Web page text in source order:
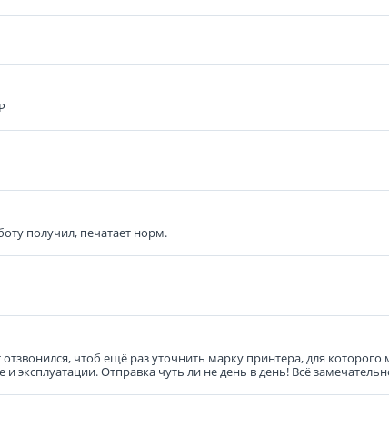
получил, печатает норм.
чтоб ещё раз уточнить марку принтера, для
эксплуатации. Отправка чуть ли не день в день! Всё